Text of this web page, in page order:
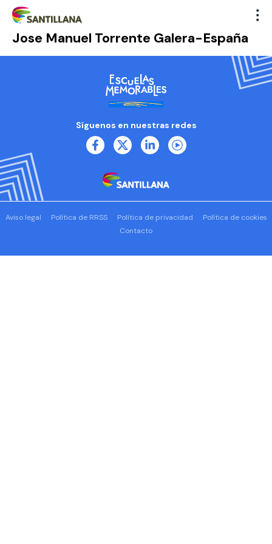
Jose Manuel Torrente Galera-España
Síguenos en nuestras redes
Aviso legal Política de RRSS Política de privacidad
Política de cookies
Contacto